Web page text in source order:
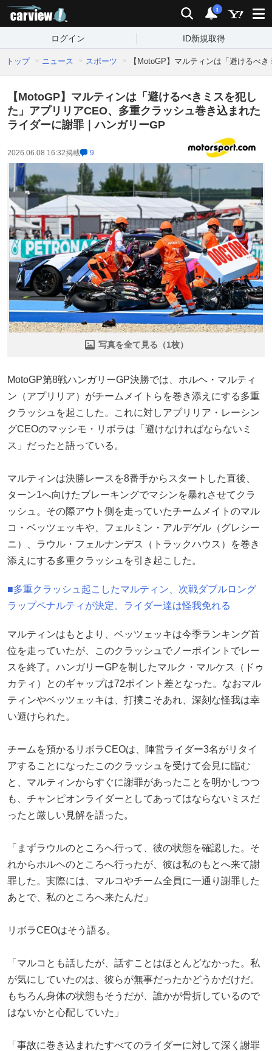
検索 通知
i
ログイン ID新規取得
トップ ニュース スポーツ 【MotoGP】マルティンは「避けるべ
【MotoGP】マルティンは「避けるべきミスを犯し
た」アプリリアCEO、多重クラッシュ巻き込まれた
ライダーに謝罪｜ハンガリーGP
2026.06.08 16:32掲載 9
写真を全て見る（1枚）
MotoGP第8戦ハンガリーGP決勝では、ホルヘ・マルティ
ン（アプリリア）がチームメイトらを巻き添えにする多重
クラッシュを起こした。これに対しアプリリア・レーシン
グCEOのマッシモ・リボラは「避けなければならないミ
ス」だったと語っている。
マルティンは決勝レースを8番手からスタートした直後、
ターン1へ向けたブレーキングでマシンを暴れさせてクラ
ッシュ。その際アウト側を走っていたチームメイトのマル
コ・ベッツェッキや、フェルミン・アルデゲル（グレシー
ニ）、ラウル・フェルナンデス（トラックハウス）を巻き
添えにする多重クラッシュを引き起こした。
■多重クラッシュ起こしたマルティン、次戦ダブルロング
ラップペナルティが決定。ライダー達は怪我免れる
マルティンはもとより、ベッツェッキは今季ランキング首
位を走っていたが、このクラッシュでノーポイントでレー
スを終了。ハンガリーGPを制したマルク・マルケス（ドゥ
カティ）とのギャップは72ポイント差となった。なおマル
ティンやベッツェッキは、打撲こそあれ、深刻な怪我は幸
い避けられた。
チームを預かるリボラCEOは、陣営ライダー3名がリタイ
アすることになったこのクラッシュを受けて会見に臨む
と、マルティンからすぐに謝罪があったことを明かしつつ
も、チャンピオンライダーとしてあってはならないミスだ
ったと厳しい見解を語った。
「まずラウルのところへ行って、彼の状態を確認した。そ
れからホルヘのところへ行ったが、彼は私のもとへ来て謝
罪した。実際には、マルコやチーム全員に一通り謝罪した
あとで、私のところへ来たんだ」
リボラCEOはそう語る。
「マルコとも話したが、話すことはほとんどなかった。私
が気にしていたのは、彼らが無事だったかどうかだけだ。
もちろん身体の状態もそうだが、誰かが骨折しているので
はないかと心配していた」
「事故に巻き込まれたすべてのライダーに対して深く謝罪